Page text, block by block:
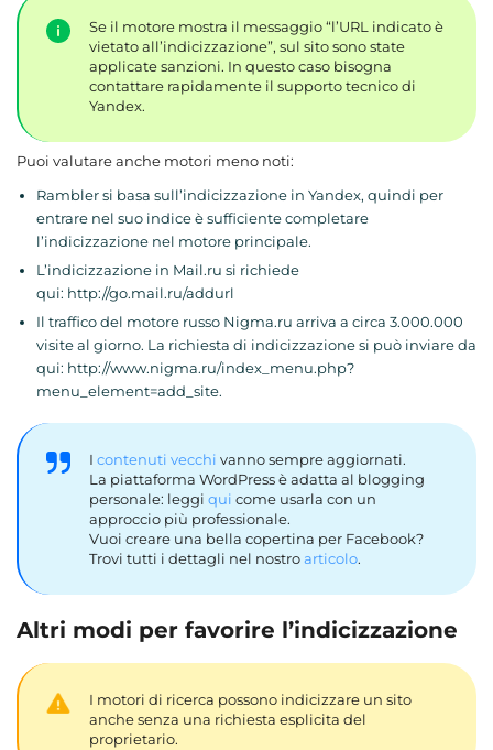
Se il motore mostra il messaggio “l’URL indicato è
vietato all’indicizzazione”, sul sito sono state
applicate sanzioni. In questo caso bisogna
contattare rapidamente il supporto tecnico di
Yandex.
Puoi valutare anche motori meno noti:
Rambler si basa sull’indicizzazione in Yandex, quindi per
entrare nel suo indice è sufficiente completare
l’indicizzazione nel motore principale.
L’indicizzazione in Mail.ru si richiede
qui: http://go.mail.ru/addurl
Il traffico del motore russo Nigma.ru arriva a circa 3.000.000
visite al giorno. La richiesta di indicizzazione si può inviare da
qui: http://www.nigma.ru/index_menu.php?
menu_element=add_site.
I contenuti vecchi vanno sempre aggiornati.
La piattaforma WordPress è adatta al blogging
personale: leggi qui come usarla con un
approccio più professionale.
Vuoi creare una bella copertina per Facebook?
Trovi tutti i dettagli nel nostroarticolo.
Altri modi per favorire l’indicizzazione
I motori di ricerca possono indicizzare un sito
anche senza una richiesta esplicita del
proprietario.